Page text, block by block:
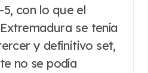
con lo que el
se tenía
y definitivo set,
no se podía